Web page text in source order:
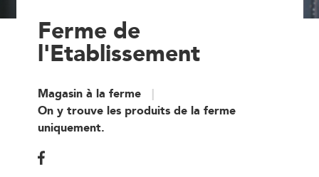
Ferme de
l'Etablissement
Magasin à la ferme
On y trouve les produits de la ferme
uniquement.